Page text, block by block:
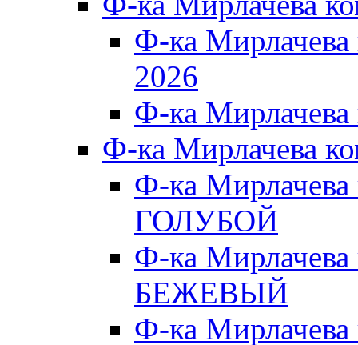
Ф-ка
2026
Ф-ка
Ф-ка Мирлачева
Ф-ка
ГОЛУБОЙ
Ф-ка
БЕЖЕВЫЙ
Ф-ка